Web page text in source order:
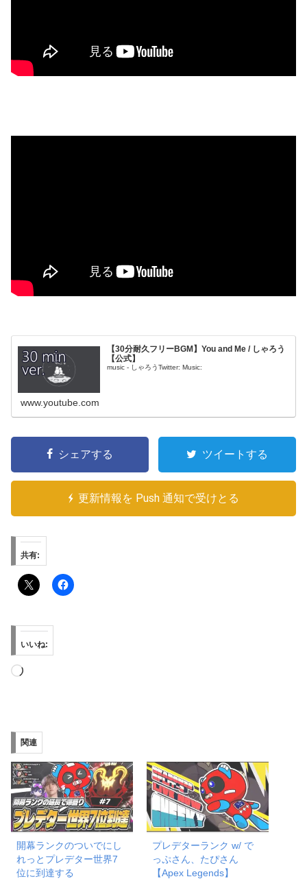
【30分耐久フリーBGM】You and Me / しゃろう
【公式】
music - しゃろうTwitter: Music:
www.youtube.com
シェアする ツイートする
更新情報を Push 通知で受けとる
共有:
いいね:
読
み
中…
関連
開幕ランクのついでにし
れっとプレデター世界7
位に到達する
プレデターランク w/ で
っぷさん、たぴさん
【Apex Legends】